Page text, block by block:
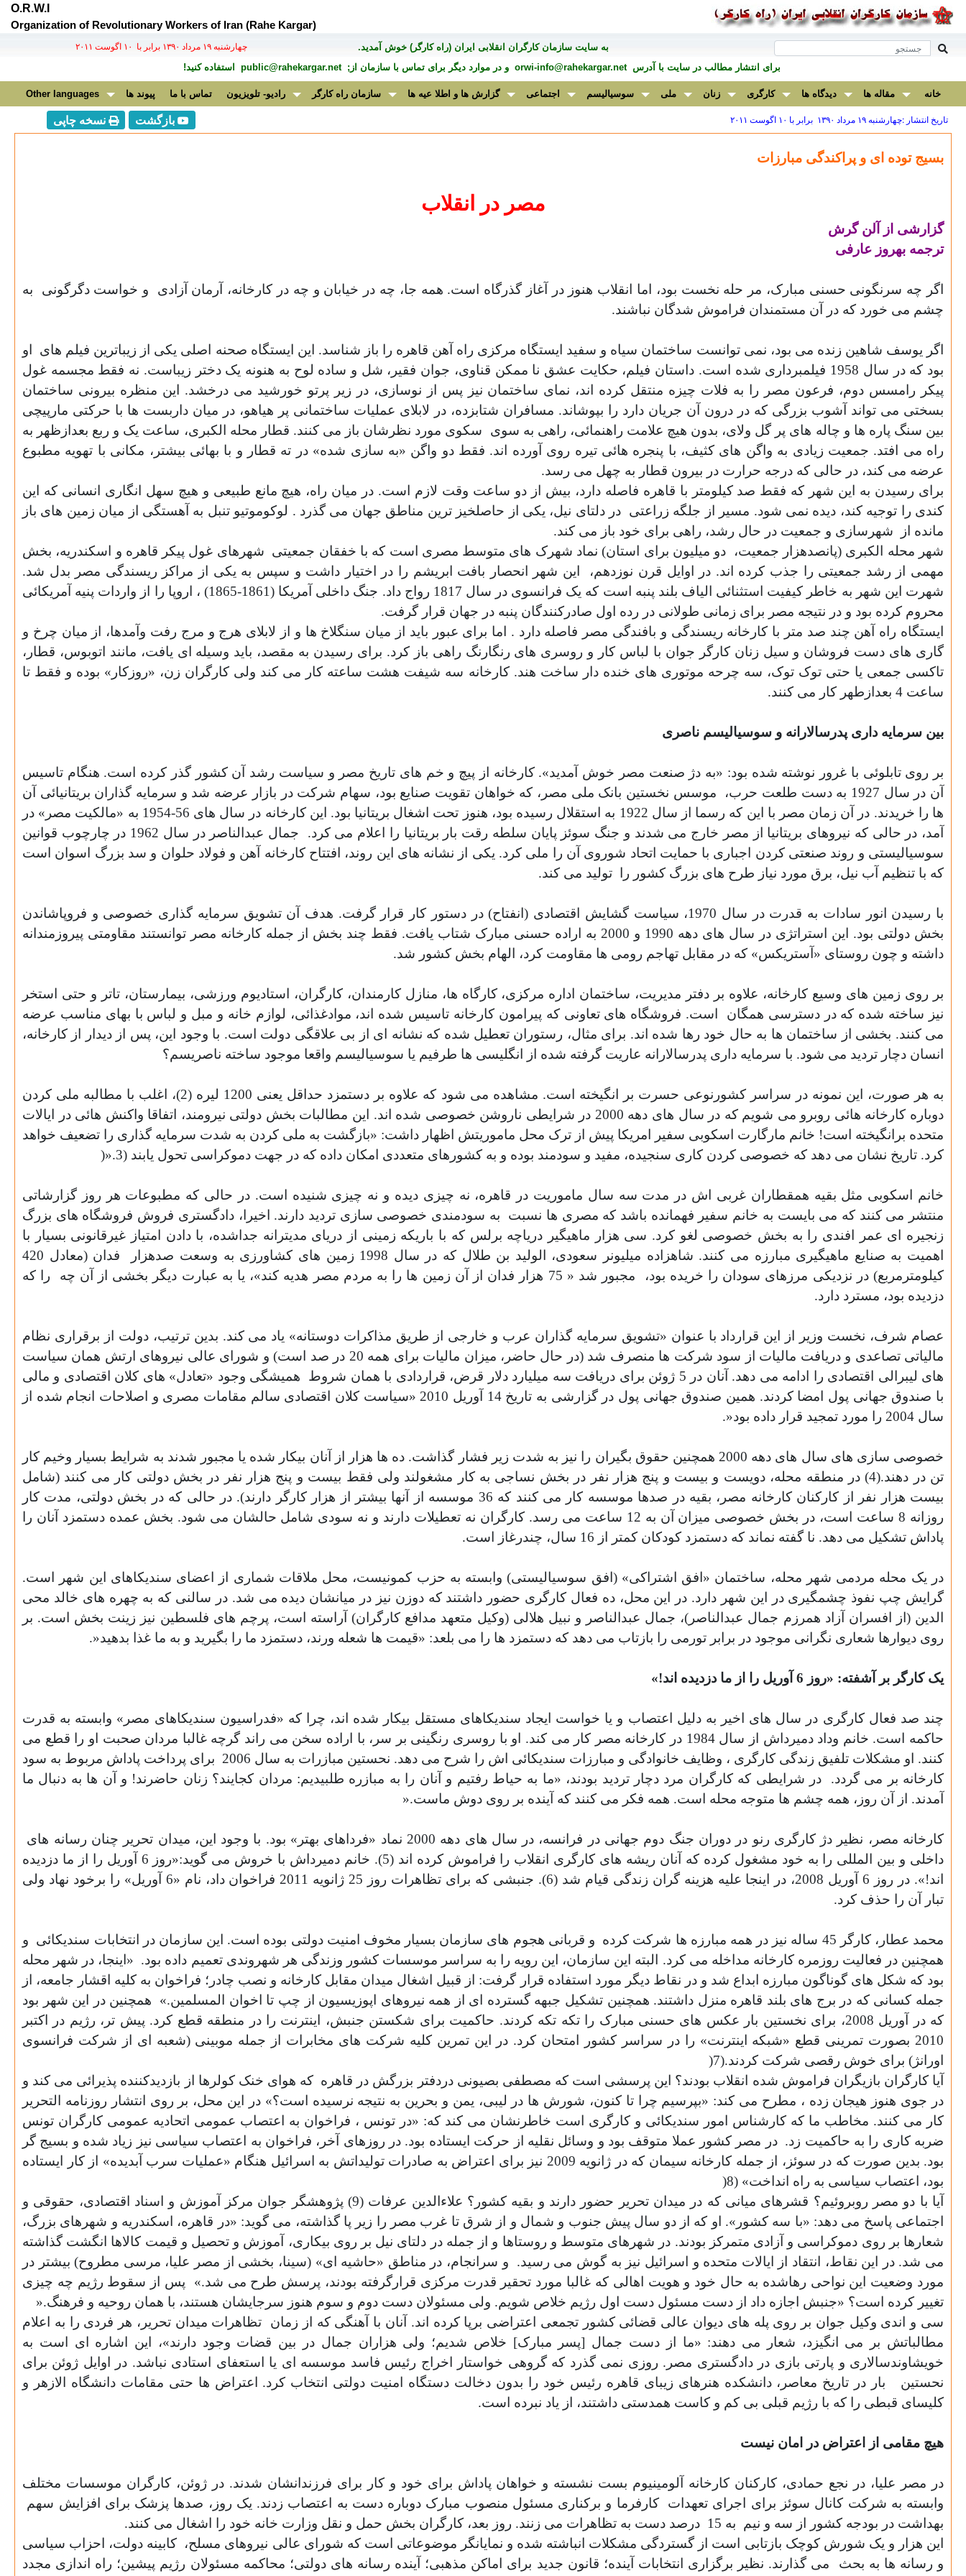
O.R.W.I
Organization of Revolutionary Workers of Iran (Rahe Kargar)
به سايت سازمان کارگران انقلابی ايران (راه کارگر) خوش آمديد. چهارشنبه ۱۹ مرداد ۱۳۹۰ برابر با ۱۰ اگوست ۲۰۱۱
برای انتشار مطالب در سايت با آدرسorwi-info@rahekargar.net و در موارد ديگر برای تماس با سازمان از;public@rahekargar.net استفاده کنید!
خانه مقاله ها دیدگاه ها کارگری زنان ملی سوسیالیسم اجتماعی گزارش ها و اطلا عیه ها سازمان راه کارگر رادیو- تلویزیون تماس با ما پیوند ها Other languages
تاریخ انتشار :چهارشنبه ۱۹ مرداد ۱۳۹۰ برابر با ۱۰ اگوست ۲۰۱۱ بازگشت نسخه چاپی
بسیج توده ای و پراکندگی مبارزات
مصر در انقلاب
گزارشی از آلن گرش
ترجمه بهروز عارفی
اگر چه سرنگونی حسنی مبارک، مر حله نخست بود، اما انقلاب هنوز در آغاز گذرگاه است. همه جا، چه در خیابان و چه در کارخانه، آرمان آزادی و خواست دگرگونی
به
چشم می خورد که در آن مستمندان فراموش شدگان نباشند.
اگر یوسف شاهین زنده می بود، نمی توانست ساختمان سیاه و سفید ایستگاه مرکزی راه آهن قاهره را باز شناسد. این ایستگاه صحنه اصلی یکی از زیباترین فیلم های او
بود که در سال 1958 فیلمبرداری شده است. داستان فیلم، حکایت عشق نا ممکن قناوی، جوان فقیر، شل و ساده لوح به هنونه یک دختر زیباست. نه فقط مجسمه غول
پیکر رامسس دوم، فرعون مصر را به فلات چیزه منتقل کرده اند، نمای ساختمان نیز پس از نوسازی، در زیر پرتو خورشید می درخشد. این منظره بیرونی ساختمان
بسختی می تواند آشوب بزرگی که در درون آن جریان دارد را بپوشاند. مسافران شتابزده، در لابلای عملیات ساختمانی پر هیاهو، در میان داربست ها با حرکتی مارپیچی
بین سنگ پاره ها و چاله های پر گل ولای، بدون هیچ علامت راهنمائی، راهی به سوی
سکوی مورد نظرشان باز می کنند. قطار محله الکبری، ساعت یک و ربع بعدازظهر به
راه می افتد. جمعیت زیادی به واگن های کثیف، با پنجره هائی تیره روی آورده اند. فقط دو واگن «به سازی شده» در ته قطار و با بهائی بیشتر، مکانی با تهویه مطبوع
عرضه می کند، در حالی که درجه حرارت در بیرون قطار به چهل می رسد.
برای رسیدن به این شهر که فقط صد کیلومتر با قاهره فاصله دارد، بیش از دو ساعت وقت لازم است. در میان راه، هیچ مانع طبیعی و هیچ سهل انگاری انسانی که این
کندی را توجیه کند، دیده نمی شود. مسیر از جلگه زراعتی در دلتای نیل، یکی از حاصلخیز ترین مناطق جهان می گذرد . لوکوموتیو تنبل به آهستگی از میان زمین های باز
مانده از
شهرسازی و جمعیت در حال رشد، راهی برای خود باز می کند.
شهر محله الکبری (پانصدهزار جمعیت،
دو میلیون برای استان) نماد شهرک های متوسط مصری است که با خفقان جمعیتی شهرهای غول پیکر قاهره و اسکندریه، بخش
مهمی از رشد جمعیتی را جذب کرده اند. در اوایل قرن نوزدهم،
این شهر انحصار بافت ابریشم را در اختیار داشت و سپس به یکی از مراکز ریسندگی مصر بدل شد.
شهرت این شهر به خاطر کیفیت استثنائی الیاف بلند پنبه است که یک فرانسوی در سال 1817 رواج داد. جنگ داخلی آمریکا (1861-1865) ، اروپا را از واردات پنیه آمریکائی
محروم کرده بود و در نتیجه مصر برای زمانی طولانی در رده اول صادرکنندگان پنبه در جهان قرار گرفت.
ایستگاه راه آهن چند صد متر با کارخانه ریسندگی و بافندگی مصر فاصله دارد . اما برای عبور باید از میان سنگلاخ ها و از لابلای هرج و مرج رفت وآمدها، از میان چرخ و
گاری های دست فروشان و سیل زنان کارگر جوان با لباس کار و روسری های رنگارنگ راهی باز کرد. برای رسیدن به مقصد، باید وسیله ای یافت، مانند اتوبوس، قطار،
تاکسی جمعی یا حتی توک توک، سه چرحه موتوری های خنده دار ساخت هند. کارخانه سه شیفت هشت ساعته کار می کند ولی کارگران زن، «روزکار» بوده و فقط تا
ساعت 4 بعدازطهر کار می کنند
.
بین سرمایه داری پدرسالارانه و سوسیالیسم ناصری
بر روی تابلوئی با غرور نوشته شده بود: «به دژ صنعت مصر خوش آمدید». کارخانه از پیچ و خم های تاریخ مصر و سیاست رشد آن کشور گذر کرده است. هنگام تاسیس
آن در سال 1927 به دست طلعت حرب،
موسس نخستین بانک ملی مصر، که خواهان تقویت صنایع بود، سهام شرکت در بازار عرضه شد و سرمایه گذاران بریتانیائی آن
ها را خریدند. در آن زمان مصر با این که رسما از سال 1922 به استقلال رسیده بود، هنوز تحت اشغال بریتانیا بود. این کارخانه در سال های 56-1954 به «مالکیت مصر» در
آمد، در حالی که نیروهای بریتانیا از مصر خارج می شدند و جنگ سوئز پایان سلطه رقت بار بریتانیا را اعلام می کرد.
جمال عبدالناصر در سال 1962 در چارچوب قوانین
سوسیالیستی و روند صنعتی کردن اجباری با حمایت اتحاد شوروی آن را ملی کرد. یکی از نشانه های این روند، افتتاح کارخانه آهن و فولاد حلوان و سد بزرگ اسوان است
که با تنظیم آب نیل، برق مورد نیاز طرح های بزرگ کشور را تولید می کند.
با رسیدن انور سادات به قدرت در سال 1970، سیاست گشایش اقتصادی (انفتاح) در دستور کار قرار گرفت. هدف آن تشویق سرمایه گذاری خصوصی و فروپاشاندن
بخش دولتی بود. این استراتژی در سال های دهه 1990 و 2000 به اراده حسنی مبارک شتاب یافت. فقط چند بخش از جمله کارخانه مصر توانستند مقاومتی پیروزمندانه
داشته و چون روستای «آستریکس» که در مقابل تهاجم رومی ها مقاومت کرد، الهام بخش کشور شد.
بر روی زمین های وسیع کارخانه، علاوه بر دفتر مدیریت، ساختمان اداره مرکزی، کارگاه ها، منازل کارمندان، کارگران، استادیوم ورزشی، بیمارستان، تاتر و حتی استخر
نیز ساخته شده که در دسترسی همگان
است. فروشگاه های تعاونی که پیرامون کارخانه تاسیس شده اند، موادغذائی، لوازم خانه و مبل و لباس با بهای مناسب عرضه
می کنند. بخشی از ساختمان ها به حال خود رها شده اند. برای مثال، رستوران تعطیل شده که نشانه ای از بی علاقگی دولت است. با وجود این، پس از دیدار از کارخانه،
انسان دچار تردید می شود. با سرمایه داری پدرسالارانه عاریت گرفته شده از انگلیسی ها طرفیم یا سوسیالیسم واقعا موجود ساخته ناصریسم؟
به هر صورت، این نمونه در سراسر کشورنوعی حسرت بر انگیخته است. مشاهده می شود که علاوه بر دستمزد حداقل یعنی 1200 لیره (2)، اغلب با مطالبه ملی کردن
دوباره کارخانه هائی روبرو می شویم که در سال های دهه 2000 در شرایطی ناروشن خصوصی شده اند. این مطالبات بخش دولتی نیرومند، اتفاقا واکنش هائی در ایالات
متحده برانگیخته است! خانم مارگارت اسکوبی سفیر امریکا پیش از ترک محل ماموریتش اظهار داشت: «بازگشت به ملی کردن به شدت سرمایه گذاری را تضعیف خواهد
کرد. تاریخ نشان می دهد که خصوصی کردن کاری سنجیده، مفید و سودمند بوده و به کشورهای متعددی امکان داده که در جهت دموکراسی تحول یابند (3 )».
خانم اسکوبی مثل بقیه همقطاران غربی اش در مدت سه سال ماموریت در قاهره، نه چیزی دیده و نه چیزی شنیده است. در حالی که مطبوعات هر روز گزارشاتی
منتشر می کنند که می بایست به خانم سفیر فهمانده باشد که مصری ها نسبت
به سودمندی خصوصی سازی تردید دارند. اخیرا، دادگستری فروش فروشگاه های بزرگ
زنجیره ای عمر افندی را به بخش خصوصی لغو کرد. سی هزار ماهیگیر دریاچه برلس که با باریکه زمینی از دریای مدیترانه جداشده، با دادن امتیاز غیرقانونی بسیار با
اهمیت به صنایع ماهیگیری مبارزه می کنند. شاهزاده میلیونر سعودی، الولید بن طلال که در سال 1998 زمین های کشاورزی به وسعت صدهزار
فدان (معادل 420
کیلومترمربع) در نزدیکی مرزهای سودان را خریده بود،
مجبور شد « 75 هزار فدان از آن زمین ها را به مردم مصر هدیه کند»، یا به عبارت دیگر بخشی از آن چه
را که
دزدیده بود، مسترد دارد.
عصام شرف، نخست وزیر از این قرارداد با عنوان «تشویق سرمایه گذاران عرب و خارجی از طریق مذاکرات دوستانه» یاد می کند. بدین ترتیب، دولت از برقراری نظام
مالیاتی تصاعدی و دریافت مالیات از سود شرکت ها منصرف شد (در حال حاضر، میزان مالیات برای همه 20 در صد است) و شورای عالی نیروهای ارتش همان سیاست
های لیبرالی اقتصادی را ادامه می دهد. آنان در 5 ژوئن برای دریافت سه میلیارد دلار قرض، قراردادی با همان شروط
همیشگی وجود «تعادل» های کلان اقتصادی و مالی
با صندوق جهانی پول امضا کردند. همین صندوق جهانی پول در گزارشی به تاریخ 14 آوریل 2010 «سیاست کلان اقتصادی سالم مقامات مصری و اصلاحات انجام شده از
سال 2004 را مورد تمجید قرار داده بود
.»
خصوصی سازی های سال های دهه 2000 همچنین حقوق بگیران را نیز به شدت زیر فشار گذاشت. ده ها هزار از آنان بیکار شده یا مجبور شدند به شرایط بسیار وخیم کار
تن در دهند.(4) در منطقه محله، دویست و بیست و پنج هزار نفر در بخش نساجی به کار مشغولند ولی فقط بیست و پنج هزار نفر در بخش دولتی کار می کنند (شامل
بیست هزار نفر از کارکنان کارخانه مصر، بقیه در صدها موسسه کار می کنند که 36 موسسه از آنها بیشتر از هزار کارگر دارند). در حالی که در بخش دولتی، مدت کار
روزانه 8 ساعت است، در بخش خصوصی میزان آن به 12 ساعت می رسد. کارگران نه تعطیلات دارند و نه سودی شامل حالشان می شود. بخش عمده دستمزد آنان را
پاداش تشکیل می دهد. نا گفته نماند که دستمزد کودکان کمتر از 16 سال، چندرغاز است
.
در یک محله مردمی شهر محله، ساختمان «افق اشتراکی» (افق سوسیالیستی) وابسته به حزب کمونیست، محل ملاقات شماری از اعضای سندیکاهای این شهر است.
گرایش چپ نفوذ چشمگیری در این شهر دارد. در این محل، ده فعال کارگری حضور داشتند که دوزن نیز در میانشان دیده می شد. در سالنی که به چهره های خالد محی
الدین (از افسران آزاد همرزم جمال عبدالناصر)، جمال عبدالناصر و نبیل هلالی (وکیل متعهد مدافع کارگران) آراسته است، پرچم های فلسطین نیز زینت بخش است. بر
روی دیوارها شعاری نگرانی موجود در برابر تورمی را بازتاب می دهد که دستمزد ها را می بلعد: «قیمت ها شعله ورند، دستمزد ما را بگیرید و به ما غذا بدهید.»
یک کارگر بر آشفته: «روز 6 آوریل را از ما دزدیده اند !
»
چند صد فعال کارگری در سال های اخیر به دلیل اعتصاب و یا خواست ایجاد سندیکاهای مستقل بیکار شده اند، چرا که «فدراسیون سندیکاهای مصر» وابسته به قدرت
حاکمه است. خانم وداد دمیرداش از سال 1984 در کارخانه مصر کار می کند. او با روسری رنگینی بر سر، با اراده سخن می راند گرچه غالبا مردان صحبت او را قطع می
کنند. او مشکلات تلفیق زندگی کارگری ، وظایف خانوادگی و مبارزات سندیکائی اش را شرح می دهد. نحستین مبازرات به سال 2006
برای پرداخت پاداش مربوط به سود
کارخانه بر می گردد.
در شرایطی که کارگران مرد دچار تردید بودند، «ما به حیاط رفتیم و آنان را به مبازره طلبیدیم: مردان کجایند؟ زنان حاضرند! و آن ها به دنبال ما
آمدند. از آن روز، همه چشم ها متوجه محله است. همه فکر می کنند که آینده بر روی دوش ماست».
کارخانه مصر، نظیر دژ کارگری رنو در دوران جنگ دوم جهانی در فرانسه، در سال های دهه 2000 نماد «فرداهای بهتر» بود. با وجود این، میدان تحریر چنان رسانه های
داخلی و بین المللی را به خود مشغول کرده که آنان ریشه های کارگری انقلاب را فراموش کرده اند (5). خانم دمیرداش با خروش می گوید:«روز 6 آوریل را از ما دزدیده
اند!». در روز 6 آوریل 2008، در اینجا علیه هزینه گران زندگی قیام شد (6). جنبشی که برای تظاهرات روز 25 ژانویه 2011 فراخوان داد، نام «6 آوریل» را برخود نهاد ولی
تبار آن را حذف کرد.
محمد عطار، کارگر 45 ساله نیز در همه مبارزه ها شرکت کرده و قربانی هجوم های سازمان بسیار مخوف امنیت دولتی بوده است. این سازمان در انتخابات سندیکائی و
همچنین در فعالیت روزمره کارخانه مداخله می کرد. البته این سازمان، این رویه را به سراسر موسسات کشور وزندگی هر شهروندی تعمیم داده بود. «اینجا، در شهر محله
بود که شکل های گوناگون مبارزه ابداع شد و در نقاط دیگر مورد استفاده قرار گرفت: از قبیل اشغال میدان مقابل کارخانه و نصب چادر؛ فراخوان به کلیه اقشار جامعه، از
جمله کسانی که در برج های بلند قاهره منزل داشتند. همچنین تشکیل جبهه گسترده ای از همه نیروهای اپوزیسیون از چپ تا اخوان المسلمین.»
همچنین در این شهر بود
که در آوریل 2008، برای نخستین بار عکس های حسنی مبارک را تکه تکه کردند. حاکمیت برای شکستن جنبش، اینترنت را در منطقه قطع کرد. پیش تر، رژیم در اکتبر
2010 بصورت تمرینی قطع «شبکه اینترنت» را در سراسر کشور امتحان کرد. در این تمرین کلیه شرکت های مخابرات از جمله موبینی (شعبه ای از شرکت فرانسوی
اورانژ) برای خوش رقصی شرکت کردند.(7 )
آیا کارگران بازیگران فراموش شده انقلاب بودند؟ این پرسشی است که مصطفی بصیونی دردفتر بزرگش در قاهره که هوای خنک کولرها از بازدیدکننده پذیرائی می کند و
در جوی هنوز هیجان زده ، مطرح می کند: «بپرسیم چرا تا کنون، شورش ها در لیبی، یمن و بحرین به نتیجه نرسیده است؟» در این محل، بر روی انتشار روزنامه التحریر
کار می کنند. مخاطب ما که کارشناس امور سندیکائی و کارگری است خاطرنشان می کند که: «در تونس ، فراخوان به اعتصاب عمومی اتحادیه عمومی کارگران تونس
ضربه کاری را به حاکمیت زد. در مصر کشور عملا متوقف بود و وسائل نقلیه از حرکت ایستاده بود. در روزهای آخر، فراخوان به اعتصاب سیاسی نیز زیاد شده و بسیج گر
بود. بدین صورت که در سوئز، از جمله کارخانه سیمان که در ژانویه 2009 نیز برای اعتراض به صادرات تولیداتش به اسرائیل هنگام «عملیات سرب آبدیده» از کار ایستاده
بود، اعتصاب سیاسی به راه انداخت» (8 )
آیا با دو مصر روبروئیم؟ قشرهای میانی که در میدان تحریر حضور دارند و بقیه کشور؟ علاءالدین عرفات (9) پژوهشگر جوان مرکز آموزش و اسناد اقتصادی، حقوقی و
اجتماعی پاسخ می دهد: «با سه کشور». او که از دو سال پیش جنوب و شمال و از شرق تا غرب مصر را زیر پا گذاشته، می گوید: «در قاهره، اسکندریه و شهرهای بزرگ،
شعارها بر روی دموکراسی و آزادی متمرکز بودند. در شهرهای متوسط و روستاها و از جمله در دلتای نیل بر روی بیکاری، آموزش و تحصیل و قیمت کالاها انگشت گذاشته
می شد. در این نقاط، انتقاد از ایالات متحده و اسرائیل نیز به گوش می رسید.
و سرانجام، در مناطق «حاشیه ای» (سینا، بخشی از مصر علیا، مرسی مطروح) بیشتر در
مورد وضعیت این نواحی رهاشده به حال خود و هویت اهالی که غالبا مورد تحقیر قدرت مرکزی قرارگرفته بودند، پرسش طرح می شد.»
پس از سقوط رژیم چه چیزی
تغییر کرده است؟ «جنبش اجازه داد از دست مسئول دست اول رژیم خلاص شویم. ولی مسئولان دست دوم و سوم هنوز سرجایشان هستند، با همان روحیه و فرهنگ».
سی و اندی وکیل جوان بر روی پله های دیوان عالی قضائی کشور تجمعی اعتراضی برپا کرده اند. آنان با آهنگی که از زمان
تظاهرات میدان تحریر، هر فردی را به اعلام
مطالباتش بر می انگیزد، شعار می دهند: «ما از دست جمال [پسر مبارک] خلاص شدیم؛ ولی هزاران جمال در بین قضات وجود دارند»، این اشاره ای است به
خویشاوندسالاری و پارتی بازی در دادگستری مصر. روزی نمی گذرد که گروهی خواستار اخراج رئیس فاسد موسسه ای یا استعفای استادی نباشد. در اوایل ژوئن برای
نحستین
بار در تاریخ معاصر، دانشکده هنرهای زیبای قاهره رئیس خود را بدون دخالت دستگاه امنیت دولتی انتخاب کرد. اعتراض ها حتی مقامات دانشگاه الازهر و
کلیسای قبطی را که با رژیم قبلی بی کم و کاست همدستی داشتند، از یاد نبرده است.
هیچ مقامی از اعتراض در امان نیست
در مصر علیا، در نجع حمادی، کارکنان کارخانه آلومینیوم بست نشسته و خواهان پاداش برای خود و کار برای فرزندانشان شدند. در ژوئن، کارگران موسسات مختلف
وابسته به شرکت کانال سوئز برای اجرای تعهدات
کارفرما و برکناری مسئول منصوب مبارک دوباره دست به اعتصاب زدند. یک روز، صدها پزشک برای افزایش سهم
بهداشت در بودجه کشور از سه و نیم
به 15 درصد دست به تظاهرات می زنند. روز بعد، کارگران بخش حمل و نقل وزارت خانه خود را اشغال می کنند.
این هزار و یک شورش کوچک بازتابی است از گستردگی مشکلات انباشته شده و نمایانگر موضوعاتی است که شورای عالی نیروهای مسلح، کابینه دولت، احزاب سیاسی
و رسانه ها به بحث
می گذارند. نظیر برگزاری انتخابات آینده؛ قانون جدید برای اماکن مذهبی؛ آینده رسانه های دولتی؛ محاکمه مسئولان رژیم پیشین؛ راه اندازی مجدد